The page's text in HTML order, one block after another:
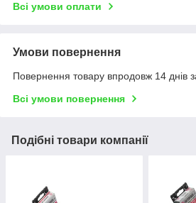
Всі умови оплати
Умови повернення
Повернення товару впродовж 14 днів
Всі умови повернення
Подібні товари компанії